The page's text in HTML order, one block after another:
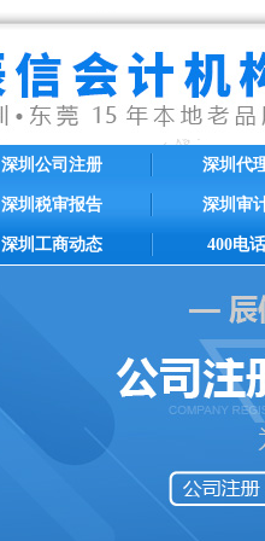
深圳公司注册
深圳税审报告
深圳工商动态
深圳代
深圳审
400电